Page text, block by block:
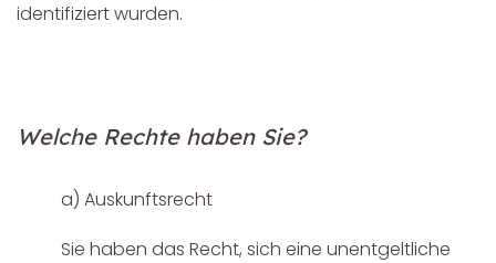
identifiziert wurden.
Welche Rechte haben Sie?
a) Auskunftsrecht
Sie haben das Recht, sich eine unentgeltliche